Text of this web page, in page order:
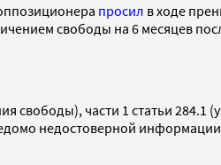
просил в ходе
свободы на 6 месяцев
свободы), части 1 статьи 284.1
недостоверной